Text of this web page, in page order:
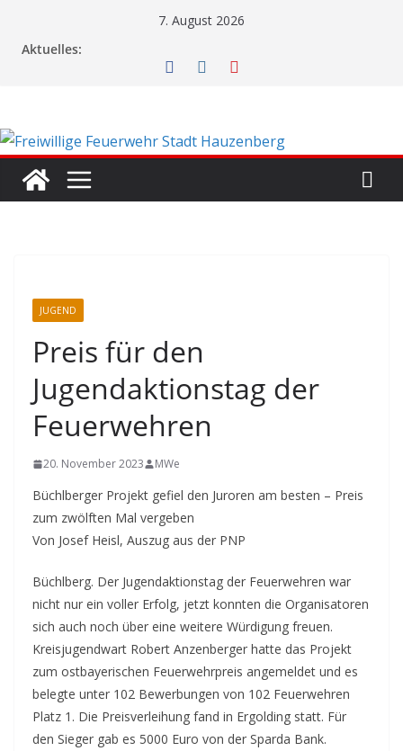
7. August 2026
Aktuelles:
JUGEND
Preis für den
Jugendaktionstag der
Feuerwehren
20. November 2023 MWe
Büchlberger Projekt gefiel den Juroren am besten – Preis
zum zwölften Mal vergeben
Von Josef Heisl, Auszug aus der PNP
Büchlberg. Der Jugendaktionstag der Feuerwehren war
nicht nur ein voller Erfolg, jetzt konnten die Organisatoren
sich auch noch über eine weitere Würdigung freuen.
Kreisjugendwart Robert Anzenberger hatte das Projekt
zum ostbayerischen Feuerwehrpreis angemeldet und es
belegte unter 102 Bewerbungen von 102 Feuerwehren
Platz 1. Die Preisverleihung fand in Ergolding statt. Für
den Sieger gab es 5000 Euro von der Sparda Bank.